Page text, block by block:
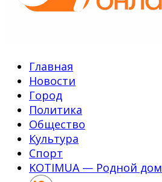
Главная
Новости
Город
Политика
Общество
Культура
Спорт
KOTIMUA — Родной дом